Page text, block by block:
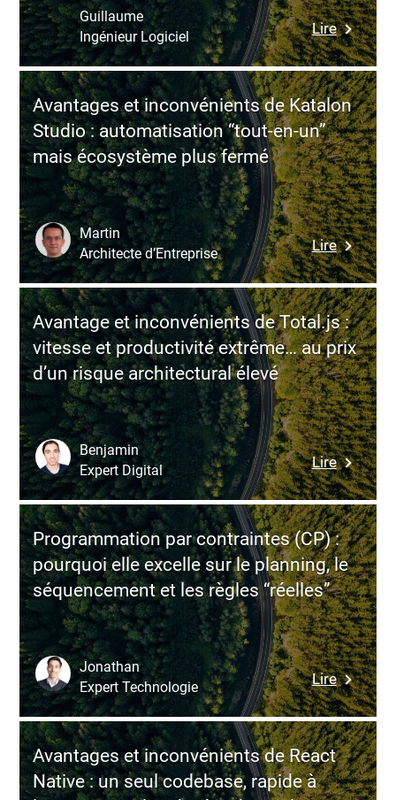
open
source
des
tests
web,
puissant
mais
exigeant
Lire:
:
la
du
digital
au
service
des
suisses
Guillaume
Ingénieur Logiciel
Avantages et inconvénients de Katalon
Studio : automatisation “tout-en-un”
mais écosystème plus fermé
Lire:
et
de
Katalon
Studio
:
“tout-
en-
un”
mais
plus
fermé
Martin
Architecte d’Entreprise
Avantage et inconvénients de Total.js :
vitesse et productivité extrême… au prix
d’un risque architectural élevé
Lire:
et
de
Total.js
:
vitesse
et
au
prix
d’un
risque
Benjamin
Expert Digital
Programmation par contraintes (CP) :
pourquoi elle excelle sur le planning, le
séquencement et les règles “réelles”
Lire:
par
(CP)
:
Jonathan
Expert Technologie
Avantages et inconvénients de React
Native : un seul codebase, rapide à